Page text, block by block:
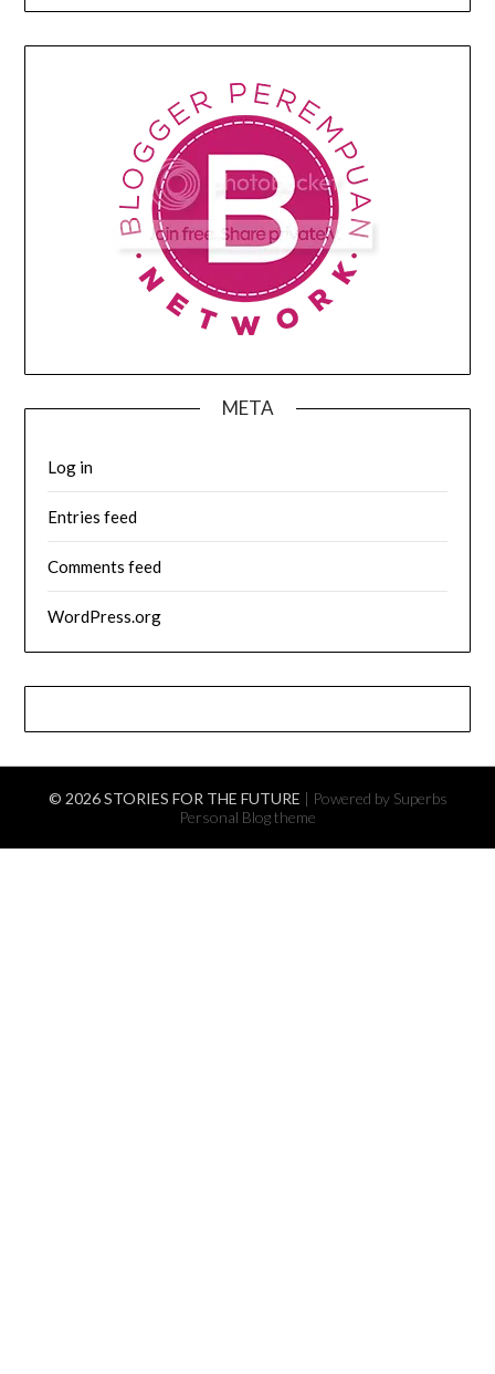
META
Log in
Entries feed
Comments feed
WordPress.org
© 2026 STORIES FOR THE FUTURE | Powered by Superbs
Personal Blog theme